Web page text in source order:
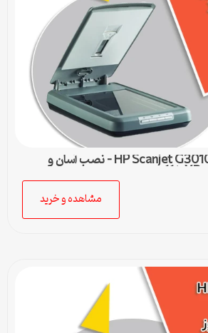
دانلود درایور اسکنر HP Scanjet G3010 – نصب آسان و
مشاهده و خرید